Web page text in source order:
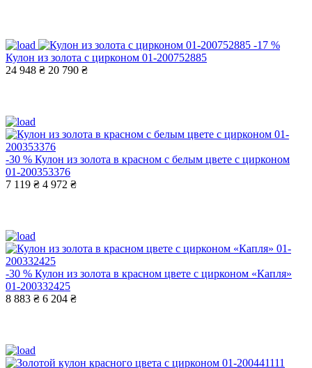
-17 %
Кулон из золота с цирконом 01-200752885
24 948 ₴ 20 790 ₴
-30 % Кулон из золота в красном с белым цвете с цирконом
01-200353376
7 119 ₴ 4 972 ₴
-30 % Кулон из золота в красном цвете с цирконом «Капля»
01-200332425
8 883 ₴ 6 204 ₴